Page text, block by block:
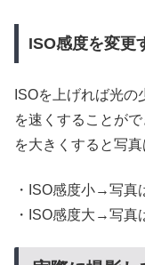
ISO感度を変更
ISOを上げれば光
を速くすることが
を大きくすると写真
・ISO感度小→写真
・ISO感度大→写真